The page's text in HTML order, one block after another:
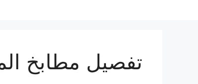
تفصيل مطابخ